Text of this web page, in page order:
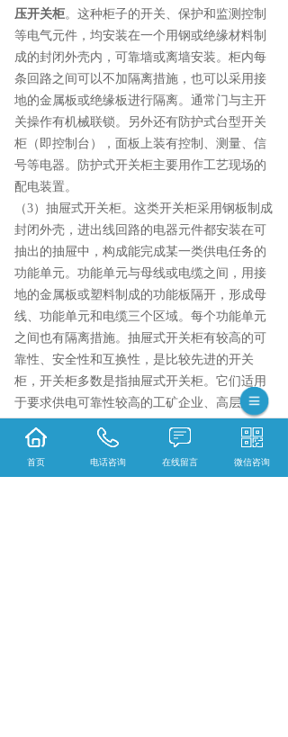
压开关柜。这种柜子的开关、保护和监测控制
等电气元件，均安装在一个用钢或绝缘材料制
成的封闭外壳内，可靠墙或离墙安装。柜内每
条回路之间可以不加隔离措施，也可以采用接
地的金属板或绝缘板进行隔离。通常门与主开
关操作有机械联锁。另外还有防护式台型开关
柜（即控制台），面板上装有控制、测量、信
号等电器。防护式开关柜主要用作工艺现场的
配电装置。
（3）抽屉式开关柜。这类开关柜采用钢板制成
封闭外壳，进出线回路的电器元件都安装在可
抽出的抽屉中，构成能完成某一类供电任务的
功能单元。功能单元与母线或电缆之间，用接
地的金属板或塑料制成的功能板隔开，形成母
线、功能单元和电缆三个区域。每个功能单元
之间也有隔离措施。抽屉式开关柜有较高的可
靠性、安全性和互换性，是比较先进的开关
柜，开关柜多数是指抽屉式开关柜。它们适用
于要求供电可靠性较高的工矿企业、高层建
筑，作为集中控制的配电中心。
（4）动力、照明配电控制箱。多为封闭式垂直
安装。因使用场合不同，外壳防护等级也不
首页 电话咨询 在线留言 微信咨询